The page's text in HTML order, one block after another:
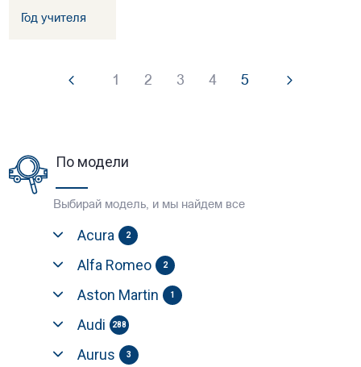
Год учителя
1 2 3 4 5
По модели
Выбирай модель, и мы найдем все
Acura 2
Alfa Romeo 2
Aston Martin 1
Audi 288
Aurus 3